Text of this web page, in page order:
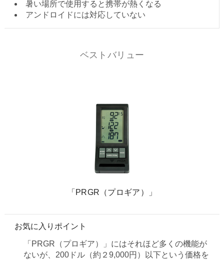
暑い場所で使用すると携帯が熱くなる
アンドロイドには対応していない
ベストバリュー
「PRGR（プロギア）」
お気に入りポイント
「PRGR（プロギア）」にはそれほど多くの機能が
ないが、200ドル（約２9,000円）以下という価格を